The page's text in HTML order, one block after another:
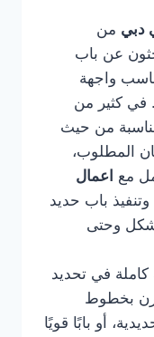
دبي من
عن باب
واجهة
في كثير من
مناسبة من حيث
المطلوب،
مع اعمال
باب حديد
وحتى
في تحديد
بخطوط
أو بابًا قويًا